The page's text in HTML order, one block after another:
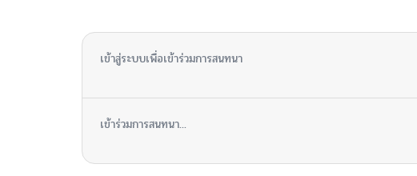
เข้าสู่ระบบเพื่อเข้าร่วมการสนทนา
เข้าร่วมการสนทนา...